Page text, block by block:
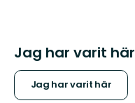
Jag har varit här
Jag har varit här